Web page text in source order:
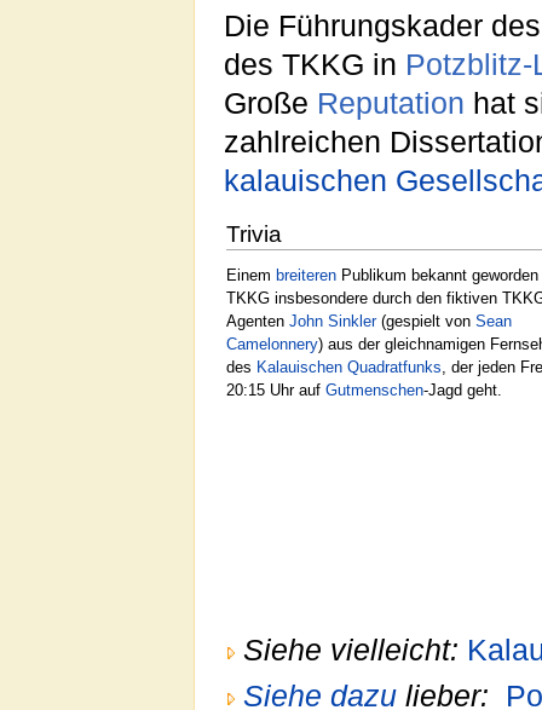
Die Führungskader
des TKKG in Potzblitz-
Große Reputation hat
zahlreichen
kalauischen
Trivia
Einem breiteren Publikum bekannt
TKKG insbesondere durch den fiktiven
Agenten John Sinkler(gespielt von Sean
Camelonnery) aus der gleichnamigen
des Kalauischen Quadratfunks, der jeden
20:15 Uhr auf Gutmenschen-Jagd geht.
Siehe vielleicht:
Siehe dazu lieber: